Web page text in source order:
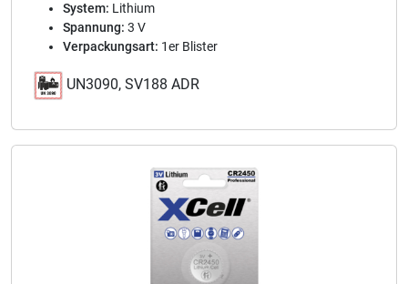
System: Lithium
Spannung: 3 V
Verpackungsart: 1er Blister
UN3090, SV188 ADR